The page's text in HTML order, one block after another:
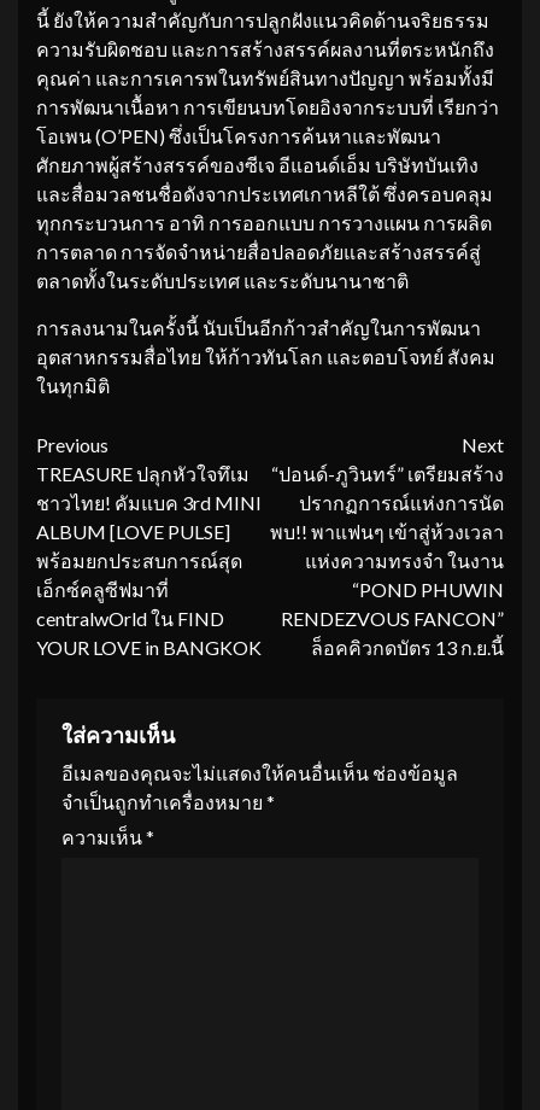
นี้ ยังให้ความสำคัญกับการปลูกฝังแนวคิดด้านจริยธรรม
ความรับผิดชอบ และการสร้างสรรค์ผลงานที่ตระหนักถึง
คุณค่า และการเคารพในทรัพย์สินทางปัญญา พร้อมทั้งมี
การพัฒนาเนื้อหา การเขียนบทโดยอิงจากระบบที่ เรียกว่า
โอเพน (O’PEN) ซึ่งเป็นโครงการค้นหาและพัฒนา
ศักยภาพผู้สร้างสรรค์ของซีเจ อีแอนด์เอ็ม บริษัทบันเทิง
และสื่อมวลชนชื่อดังจากประเทศเกาหลีใต้ ซึ่งครอบคลุม
ทุกกระบวนการ อาทิ การออกแบบ การวางแผน การผลิต
การตลาด การจัดจำหน่ายสื่อปลอดภัยและสร้างสรรค์สู่
ตลาดทั้งในระดับประเทศ และระดับนานาชาติ
การลงนามในครั้งนี้ นับเป็นอีกก้าวสำคัญในการพัฒนา
อุตสาหกรรมสื่อไทย ให้ก้าวทันโลก และตอบโจทย์ สังคม
ในทุกมิติ
Continue
Reading
Previous
TREASURE ปลุกหัวใจทึเม
ชาวไทย! คัมแบค 3rd MINI
ALBUM [LOVE PULSE]
พร้อมยกประสบการณ์สุด
เอ็กซ์คลูซีฟมาที่
centralwOrld ใน FIND
YOUR LOVE in BANGKOK
Next
“ปอนด์-ภูวินทร์” เตรียมสร้าง
ปรากฏการณ์แห่งการนัด
พบ!! พาแฟนๆ เข้าสู่ห้วงเวลา
แห่งความทรงจำ ในงาน
“POND PHUWIN
RENDEZVOUS FANCON”
ล็อคคิวกดบัตร 13 ก.ย.นี้
ใส่ความเห็น
อีเมลของคุณจะไม่แสดงให้คนอื่นเห็น ช่องข้อมูล
จำเป็นถูกทำเครื่องหมาย *
ความเห็น*